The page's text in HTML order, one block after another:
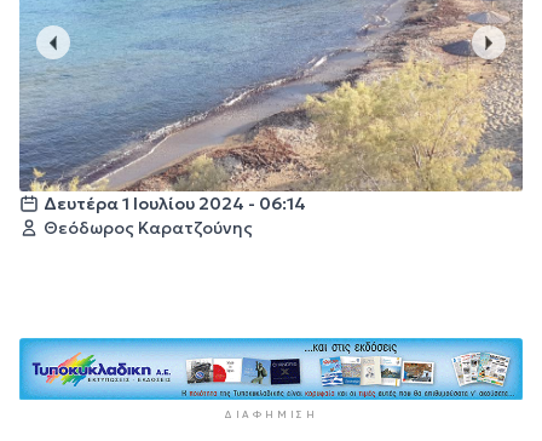
Δευτέρα 1 Ιουλίου 2024 - 06:14
Θεόδωρος Καρατζούνης
ΔΙΑΦΉΜΙΣΗ